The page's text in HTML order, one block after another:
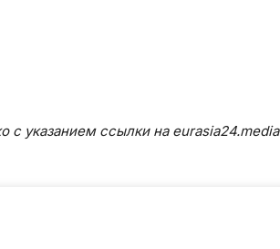
с указанием ссылки на eurasia24.media